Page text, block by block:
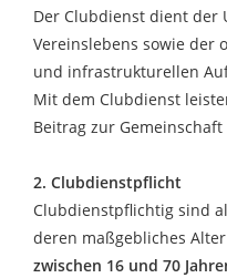
Der Clubdienst dient der
Vereinslebens sowie der
und infrastrukturellen
Mit dem Clubdienst
Beitrag zur
2. Clubdienstpflicht
Clubdienstpflichtig sind
deren maßgebliches
zwischen 16 und 70